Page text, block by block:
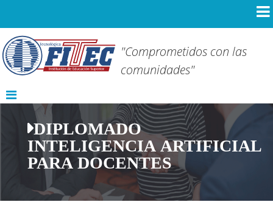
"Comprometidos con las
comunidades"
DIPLOMADO
INTELIGENCIA ARTIFICIAL
PARA DOCENTES